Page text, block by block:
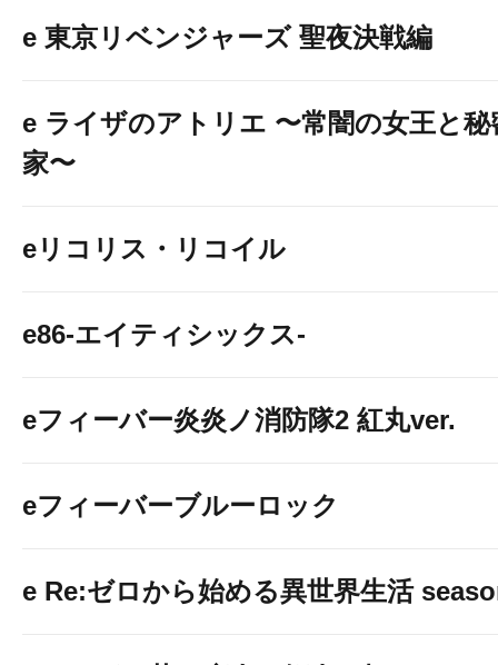
e 東京リベンジャーズ 聖夜決戦編
e ライザのアトリエ 〜常闇の女王と秘
家〜
eリコリス・リコイル
e86-エイティシックス-
eフィーバー炎炎ノ消防隊2 紅丸ver.
eフィーバーブルーロック
e Re:ゼロから始める異世界生活